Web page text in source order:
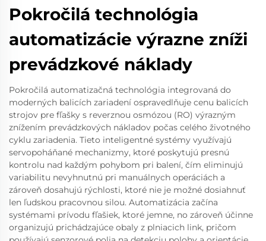
Pokročilá technológia
automatizácie výrazne zníži
prevádzkové náklady
Pokročilá automatizačná technológia integrovaná do
moderných balicích zariadení ospravedlňuje cenu balicích
strojov pre fľašky s reverznou osmózou (RO) výrazným
znížením prevádzkových nákladov počas celého životného
cyklu zariadenia. Tieto inteligentné systémy využívajú
servopoháňané mechanizmy, ktoré poskytujú presnú
kontrolu nad každým pohybom pri balení, čím eliminujú
variabilitu nevyhnutnú pri manuálnych operáciách a
zároveň dosahujú rýchlosti, ktoré nie je možné dosiahnuť
len ľudskou pracovnou silou. Automatizácia začína
systémami prívodu fľašiek, ktoré jemne, no zároveň účinne
organizujú prichádzajúce obaly z plniacich link, pričom